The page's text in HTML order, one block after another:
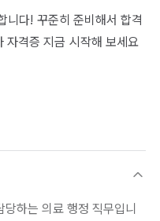
니다! 꾸준히 준비해서 합격
자격증 지금 시작해 보세요
당하는 의료 행정 직무입니